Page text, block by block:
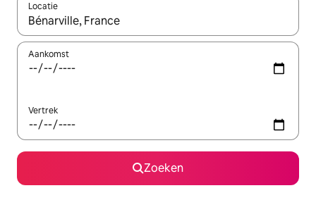
Locatie
Wanneer er resultaten beschikbaar zijn, maak je een keuze
Aankomst
Vertrek
Zoeken